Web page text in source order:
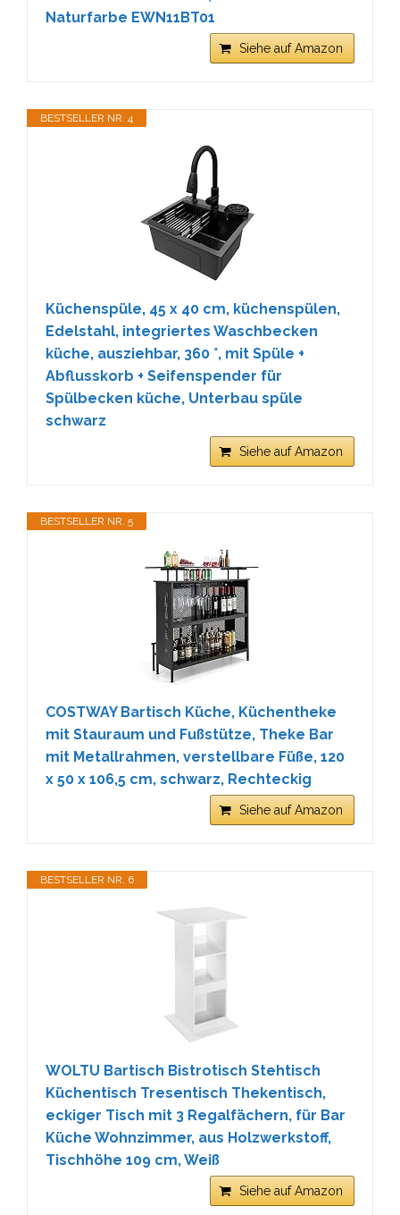
Naturfarbe EWN11BT01
Siehe auf Amazon
BESTSELLER NR. 4
Küchenspüle, 45 x 40 cm, küchenspülen,
Edelstahl, integriertes Waschbecken
küche, ausziehbar, 360 °, mit Spüle +
Abflusskorb + Seifenspender für
Spülbecken küche, Unterbau spüle
schwarz
Siehe auf Amazon
BESTSELLER NR. 5
COSTWAY Bartisch Küche, Küchentheke
mit Stauraum und Fußstütze, Theke Bar
mit Metallrahmen, verstellbare Füße, 120
x 50 x 106,5 cm, schwarz, Rechteckig
Siehe auf Amazon
BESTSELLER NR. 6
WOLTU Bartisch Bistrotisch Stehtisch
Küchentisch Tresentisch Thekentisch,
eckiger Tisch mit 3 Regalfächern, für Bar
Küche Wohnzimmer, aus Holzwerkstoff,
Tischhöhe 109 cm, Weiß
Siehe auf Amazon